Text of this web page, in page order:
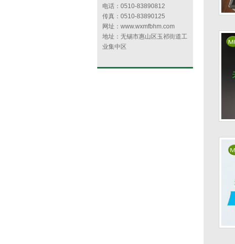
电话：0510-83890812
传真：0510-83890125
网址：www.wxmfbhm.com
地址：无锡市惠山区玉祁街道工
业集中区